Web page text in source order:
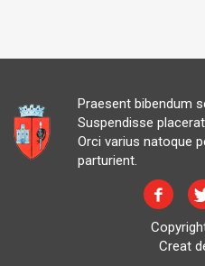
Praesent bibendum
Suspendisse
Orci varius natoque
parturient.
Creat